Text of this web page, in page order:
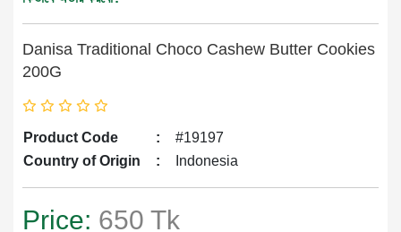
Danisa Traditional Choco Cashew Butter Cookies
200G
Product Code :
#19197
Country of Origin
: Indonesia
Price: 650 Tk